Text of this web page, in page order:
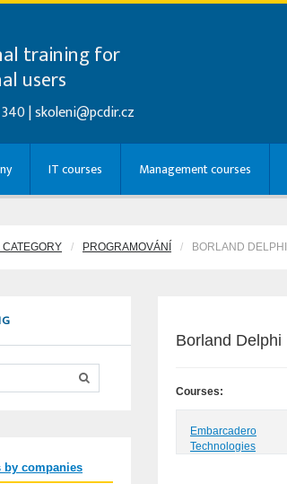
training for
users
|skoleni@pcdir.cz
IT courses Management courses
PROGRAMOVÁNÍ BORLAND DELPHI
by companies
Borland Delphi
Courses:
Embarcadero
Technologies